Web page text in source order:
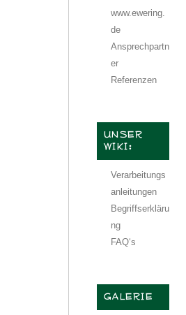
www.ewering.
de
Ansprechpartn
er
Referenzen
UNSER
WIKI:
Verarbeitungs
anleitungen
Begriffserkläru
ng
FAQ‘s
GALERIE